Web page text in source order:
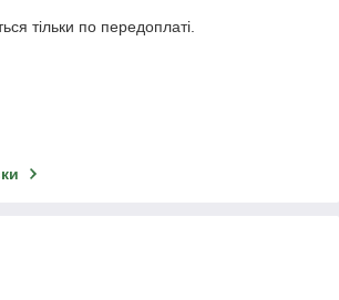
тільки по передоплаті.